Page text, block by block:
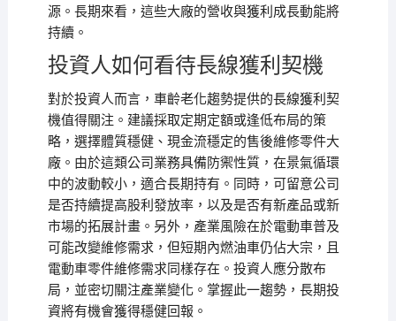
源。長期來看，這些大廠的營收與獲利成長動能將
持續。
投資人如何看待長線獲利契機
對於投資人而言，車齡老化趨勢提供的長線獲利契
機值得關注。建議採取定期定額或逢低布局的策
略，選擇體質穩健、現金流穩定的售後維修零件大
廠。由於這類公司業務具備防禦性質，在景氣循環
中的波動較小，適合長期持有。同時，可留意公司
是否持續提高股利發放率，以及是否有新產品或新
市場的拓展計畫。另外，產業風險在於電動車普及
可能改變維修需求，但短期內燃油車仍佔大宗，且
電動車零件維修需求同樣存在。投資人應分散布
局，並密切關注產業變化。掌握此一趨勢，長期投
資將有機會獲得穩健回報。